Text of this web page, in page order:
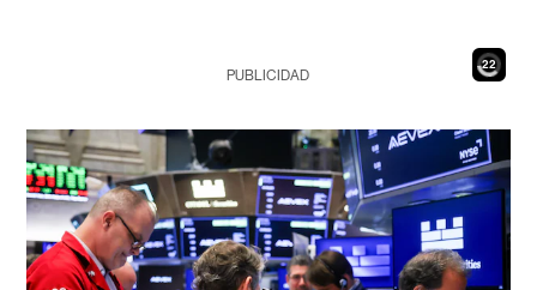
20
PUBLICIDAD